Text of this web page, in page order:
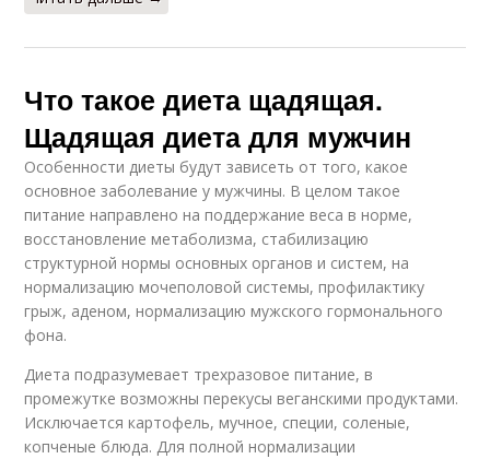
Что такое диета щадящая.
Щадящая диета для мужчин
Особенности диеты будут зависеть от того, какое
основное заболевание у мужчины. В целом такое
питание направлено на поддержание веса в норме,
восстановление метаболизма, стабилизацию
структурной нормы основных органов и систем, на
нормализацию мочеполовой системы, профилактику
грыж, аденом, нормализацию мужского гормонального
фона.
Диета подразумевает трехразовое питание, в
промежутке возможны перекусы веганскими продуктами.
Исключается картофель, мучное, специи, соленые,
копченые блюда. Для полной нормализации